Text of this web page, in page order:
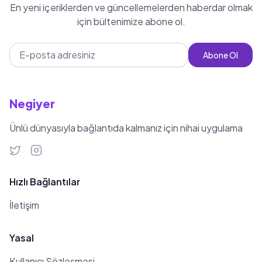
Çıtak’ın bir kız kardeşi ve Berkay
isminde bir erkek kardeşi vardır. 2017
yılında şarkıcı Levent Dörter’den
evlilik teklifi almış ve günümüzde
Justin Bieber ve Türk sanatçılardan
Tarkan ile düet yapmak istediğini
En yeni içeriklerden ve güncellemelerden haberdar olmak
için bültenimize abone ol.
Abone Ol
Negiyer
Ünlü dünyasıyla bağlantıda kalmanız için nihai uygulama
Hızlı Bağlantılar
İletişim
Yasal